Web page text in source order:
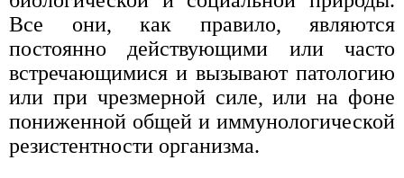
Все они, как правило, являются
постоянно действующими или часто
встречающимися и вызывают патологию
или при чрезмерной силе, или на фоне
пониженной общей и иммунологической
резистентности организма.